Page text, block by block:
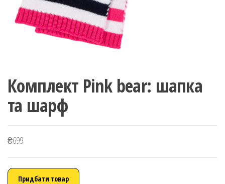
Комплект Pink bear: шапка
та шарф
₴699
Придбати товар